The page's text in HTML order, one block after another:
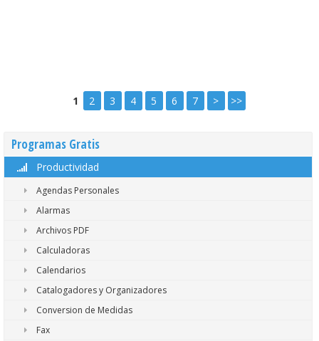
1 2 3 4 5 6 7 > >>
Programas Gratis
Productividad
Agendas Personales
Alarmas
Archivos PDF
Calculadoras
Calendarios
Catalogadores y Organizadores
Conversion de Medidas
Fax